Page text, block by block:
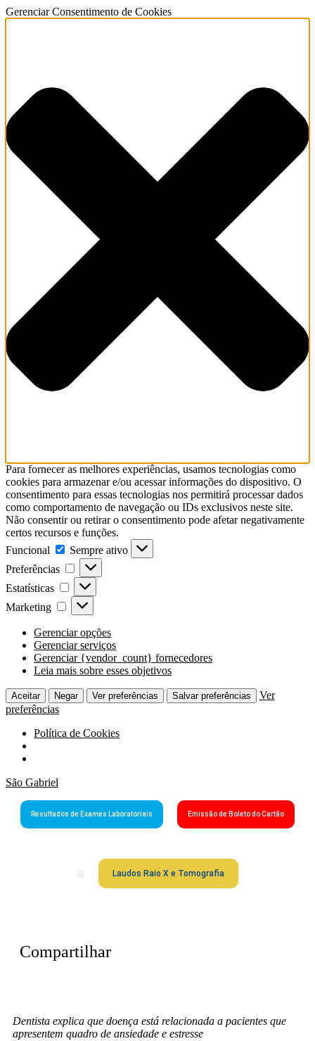
Gerenciar Consentimento de Cookies
Para fornecer as melhores experiências, usamos tecnologias como
cookies para armazenar e/ou acessar informações do dispositivo. O
consentimento para essas tecnologias nos permitirá processar dados
como comportamento de navegação ou IDs exclusivos neste site.
Não consentir ou retirar o consentimento pode afetar negativamente
certos recursos e funções.
Funcional
Sempre ativo
Preferências
Estatísticas
Marketing
Gerenciar opções
Gerenciar serviços
Gerenciar {vendor_count} fornecedores
Leia mais sobre esses objetivos
Aceitar Negar Ver preferências Salvar preferências
Ver
preferências
Política de Cookies
São Gabriel
Resultados de Exames Laboratoriais Emissão de Boleto do Cartão
Laudos Raio X e Tomografia
Compartilhar
Dentista explica que doença está relacionada a pacientes que
apresentem quadro de ansiedade e estresse